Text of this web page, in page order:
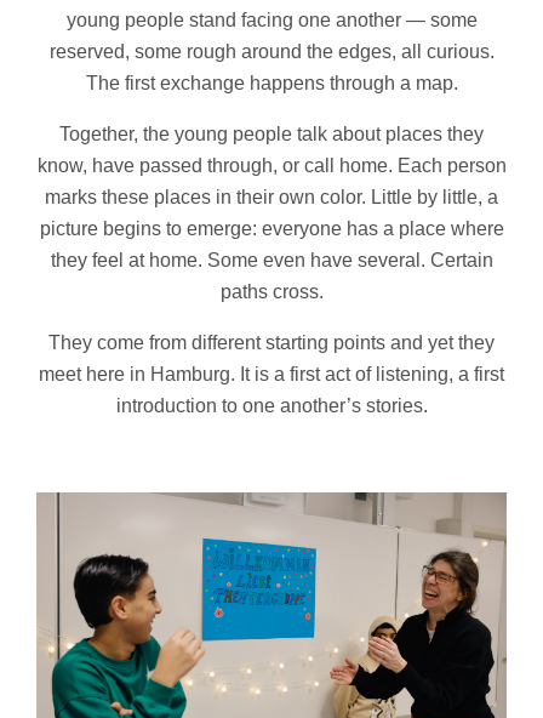
young people stand facing one another — some
reserved, some rough around the edges, all curious.
The first exchange happens through a map.
Together, the young people talk about places they
know, have passed through, or call home. Each person
marks these places in their own color. Little by little, a
picture begins to emerge: everyone has a place where
they feel at home. Some even have several. Certain
paths cross.
They come from different starting points and yet they
meet here in Hamburg. It is a first act of listening, a first
introduction to one another’s stories.